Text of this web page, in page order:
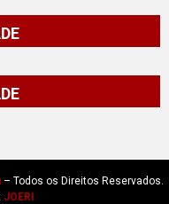
– Todos os Direitos Reservados.
JOERI